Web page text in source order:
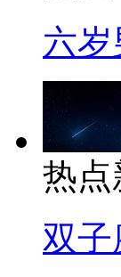
六
热点
双子